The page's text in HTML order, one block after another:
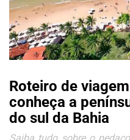
Roteiro de
conheça a
do sul da Bahia
Saiba tudo sobre o